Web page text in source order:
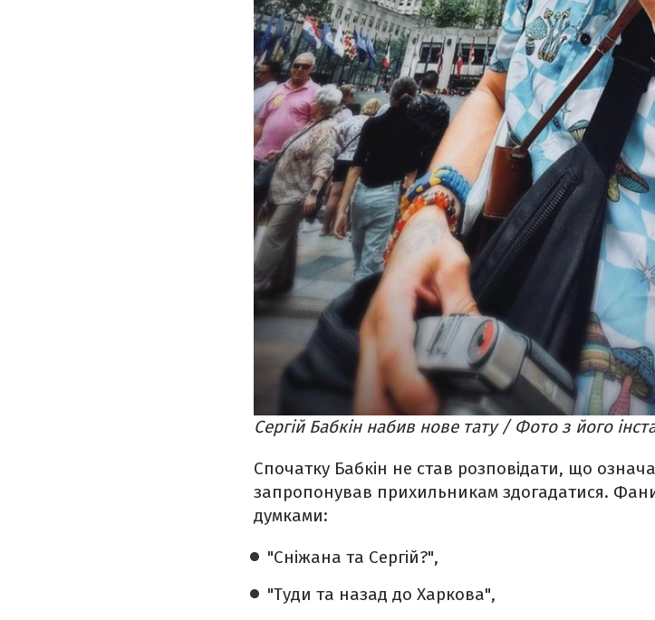
Сергій Бабкін набив нове тату / Фото з його
Спочатку Бабкін не став розповідати, що
запропонував прихильникам здогадатися.
думками:
"Сніжана та Сергій?",
"Туди та назад до Харкова",